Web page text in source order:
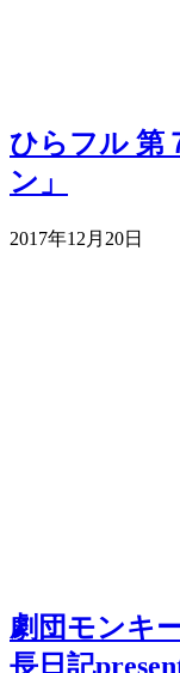
ひらフル 第
ン」
2017年12月20日
劇団モンキ
長日記